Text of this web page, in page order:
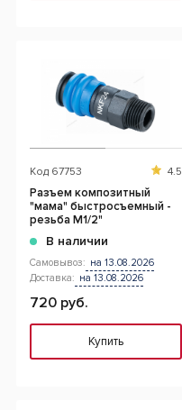
Код 67753 4.5
Разъем композитный
"мама" быстросъемный -
резьба M1/2"
В наличии
Самовывоз: на 13.08.2026
Доставка: на 13.08.2026
720 руб.
Купить